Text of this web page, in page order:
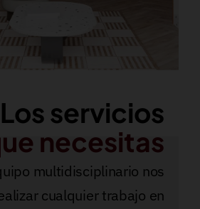
Los servicios
necesitas
multidisciplinario nos
cualquier trabajo en